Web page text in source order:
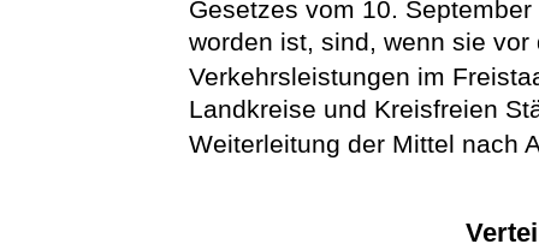
Gesetzes vom 10.
worden ist, sind, wenn sie
Verkehrsleistungen im
Landkreise und Kreisfreien
Weiterleitung der Mittel nach